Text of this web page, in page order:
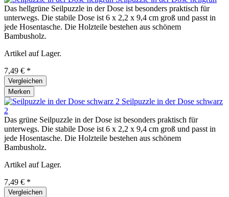
Das hellgrüne Seilpuzzle in der Dose ist besonders praktisch für
unterwegs. Die stabile Dose ist 6 x 2,2 x 9,4 cm groß und passt in
jede Hosentasche. Die Holzteile bestehen aus schönem
Bambusholz.
Artikel auf Lager.
7,49 € *
Vergleichen
Merken
Seilpuzzle in der Dose schwarz
2
Das grüne Seilpuzzle in der Dose ist besonders praktisch für
unterwegs. Die stabile Dose ist 6 x 2,2 x 9,4 cm groß und passt in
jede Hosentasche. Die Holzteile bestehen aus schönem
Bambusholz.
Artikel auf Lager.
7,49 € *
Vergleichen